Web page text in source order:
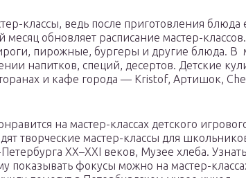
классы, ведь после приготовления блюда
месяц обновляет расписание мастер-
пирожные, бургеры и другие блюда. В
напитков, специй, десертов. Детские
и кафе города — Kristof, Артишок,
на мастер-классах детского
творческие мастер-классы для
XX–XXI веков, Музее хлеба.
показывать фокусы можно на мастер-